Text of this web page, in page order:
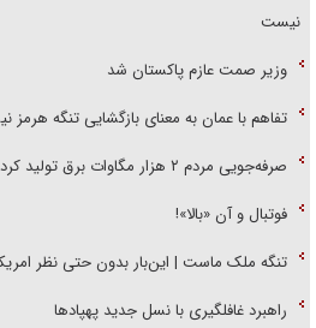
نیست
وزیر صمت عازم پاکستان شد
تفاهم با عمان به معنای بازگشایی تنگه هرمز
صرفه‌جویی مردم ۲ هزار مگاوات برق تولید کرد
فوتبال و آن «بالا»!
تنگه ملک ماست | این‌بار بدون حتی نظر
راهبرد غافلگیری با نسل جدید پهپاد‌ها